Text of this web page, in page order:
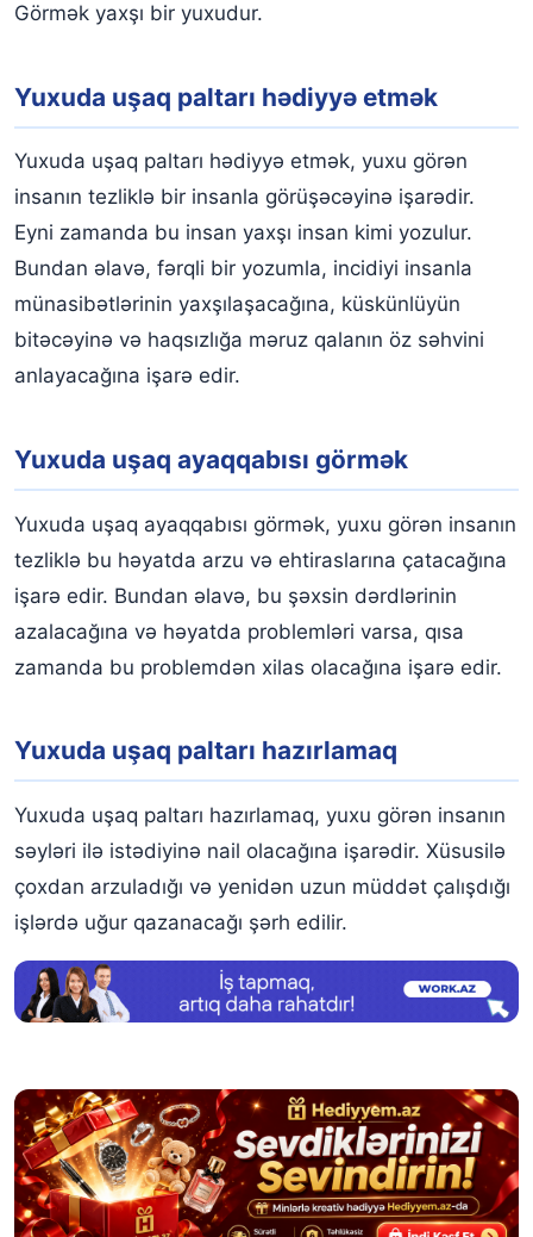
Görmək yaxşı bir yuxudur.
Yuxuda uşaq paltarı hədiyyə etmək
Yuxuda uşaq paltarı hədiyyə etmək, yuxu görən
insanın tezliklə bir insanla görüşəcəyinə işarədir.
Eyni zamanda bu insan yaxşı insan kimi yozulur.
Bundan əlavə, fərqli bir yozumla, incidiyi insanla
münasibətlərinin yaxşılaşacağına, küskünlüyün
bitəcəyinə və haqsızlığa məruz qalanın öz səhvini
anlayacağına işarə edir.
Yuxuda uşaq ayaqqabısı görmək
Yuxuda uşaq ayaqqabısı görmək, yuxu görən insanın
tezliklə bu həyatda arzu və ehtiraslarına çatacağına
işarə edir. Bundan əlavə, bu şəxsin dərdlərinin
azalacağına və həyatda problemləri varsa, qısa
zamanda bu problemdən xilas olacağına işarə edir.
Yuxuda uşaq paltarı hazırlamaq
Yuxuda uşaq paltarı hazırlamaq, yuxu görən insanın
səyləri ilə istədiyinə nail olacağına işarədir. Xüsusilə
çoxdan arzuladığı və yenidən uzun müddət çalışdığı
işlərdə uğur qazanacağı şərh edilir.